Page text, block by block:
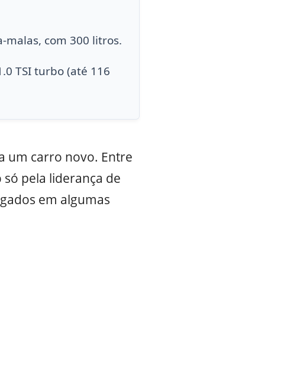
com 300 litros.
TSI turbo (até 116
um carro novo. Entre
pela liderança de
em algumas